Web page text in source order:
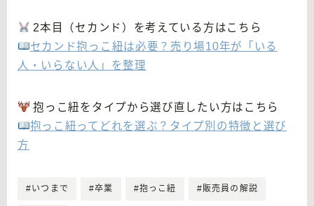
2本目（セカンド）を考えている方はこちら
セカンド抱っこ紐は必要？売り場10年が「いる
人・いらない人」を整理
抱っこ紐をタイプから選び直したい方はこちら
抱っこ紐ってどれを選ぶ？タイプ別の特徴と選び
方
#いつまで #卒業 #抱っこ紐 #販売員の解説